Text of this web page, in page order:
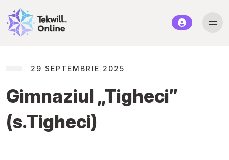
29 SEPTEMBRIE 2025
Gimnaziul „Tigheci”
(s.Tigheci)